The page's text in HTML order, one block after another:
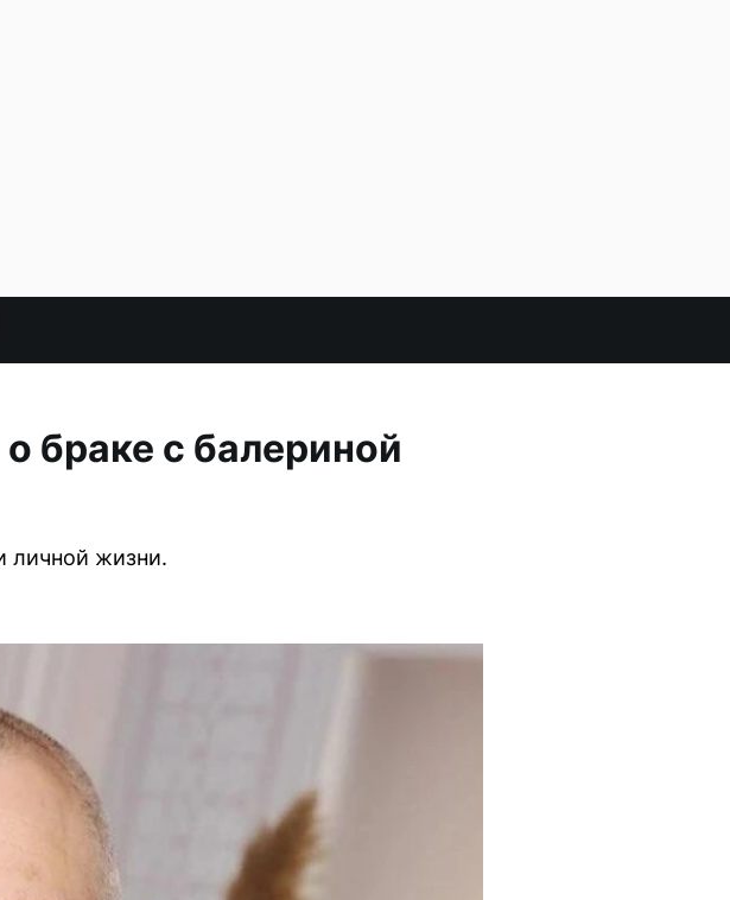
браке с балериной
личной жизни.